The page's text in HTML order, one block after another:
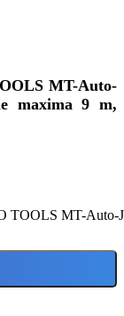
MT-Auto-
maxima 9 m,
MT-Auto-